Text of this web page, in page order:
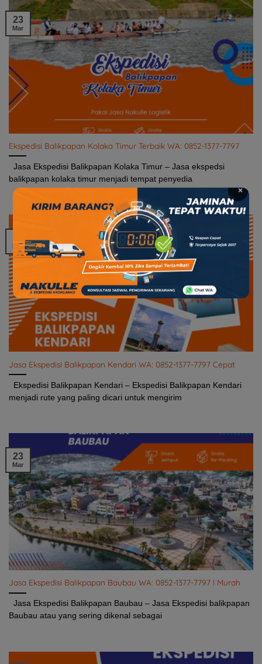
Ekspedisi Balikpapan Kolaka Timur Terbaik WA: 0852-1377-7797
Jasa Ekspedisi Balikpapan Kolaka Timur – Jasa ekspedsi
balikpapan kolaka timur menjadi tempat penyedia
23
Mar
Jasa Ekspedisi Balikpapan Kendari WA: 0852-1377-7797 Cepat
Ekspedisi Balikpapan Kendari – Ekspedisi Balikpapan Kendari
menjadi rute yang paling dicari untuk mengirim
Mar
Jasa Ekspedisi Balikpapan Baubau WA: 0852-1377-7797 l Murah
Jasa Ekspedisi Balikpapan Baubau – Jasa Ekspedisi balikpapan
Baubau atau yang sering dikenal sebagai
23
Mar
×